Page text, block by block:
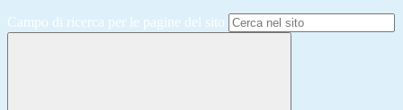
Campo di ricerca per le pagine del sito